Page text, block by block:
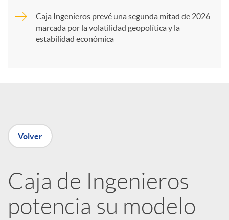
n
e
Caja Ingenieros prevé una segunda mitad de 2026
marcada por la volatilidad geopolítica y la
estabilidad económica
Volver
Caja de Ingenieros
potencia su modelo